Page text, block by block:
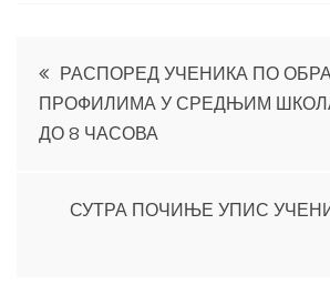
Кретање
чланка
РАСПОРЕД УЧЕНИКА ПО
ПРОФИЛИМА У СРЕДЊИМ
ДО 8 ЧАСОВА
СУТРА ПОЧИЊЕ УПИС